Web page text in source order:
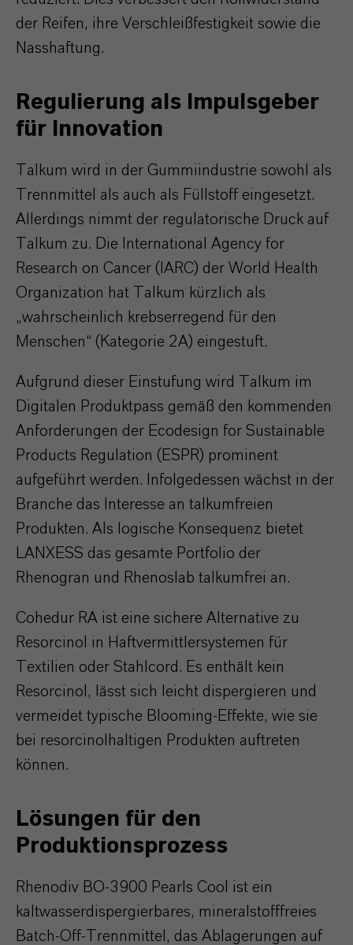
der Reifen, ihre Verschleißfestigkeit sowie die
Nasshaftung.
Regulierung als Impulsgeber
für Innovation
Talkum wird in der Gummiindustrie sowohl als
Trennmittel als auch als Füllstoff eingesetzt.
Allerdings nimmt der regulatorische Druck auf
Talkum zu. Die International Agency for
Research on Cancer (IARC) der World Health
Organization hat Talkum kürzlich als
„wahrscheinlich krebserregend für den
Menschen“ (Kategorie 2A) eingestuft.
Aufgrund dieser Einstufung wird Talkum im
Digitalen Produktpass gemäß den kommenden
Anforderungen der Ecodesign for Sustainable
Products Regulation (ESPR) prominent
aufgeführt werden. Infolgedessen wächst in der
Branche das Interesse an talkumfreien
Produkten. Als logische Konsequenz bietet
LANXESS das gesamte Portfolio der
Rhenogran und Rhenoslab talkumfrei an.
Cohedur RA ist eine sichere Alternative zu
Resorcinol in Haftvermittlersystemen für
Textilien oder Stahlcord. Es enthält kein
Resorcinol, lässt sich leicht dispergieren und
vermeidet typische Blooming-Effekte, wie sie
bei resorcinolhaltigen Produkten auftreten
können.
Lösungen für den
Produktionsprozess
Rhenodiv BO-3900 Pearls Cool ist ein
kaltwasserdispergierbares, mineralstofffreies
Batch-Off-Trennmittel, das Ablagerungen auf